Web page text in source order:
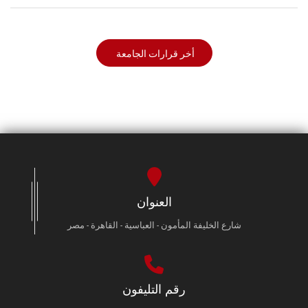
أخر قرارات الجامعة
العنوان
شارع الخليفة المأمون - العباسية - القاهرة - مصر
رقم التليفون